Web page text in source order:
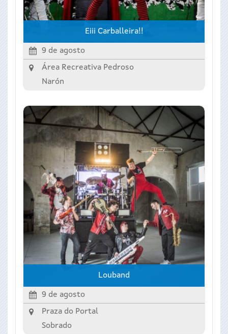
Eiii Carballeira!!
9 de agosto
Área Recreativa Pedroso
Narón
Louband
9 de agosto
Praza do Portal
Sobrado